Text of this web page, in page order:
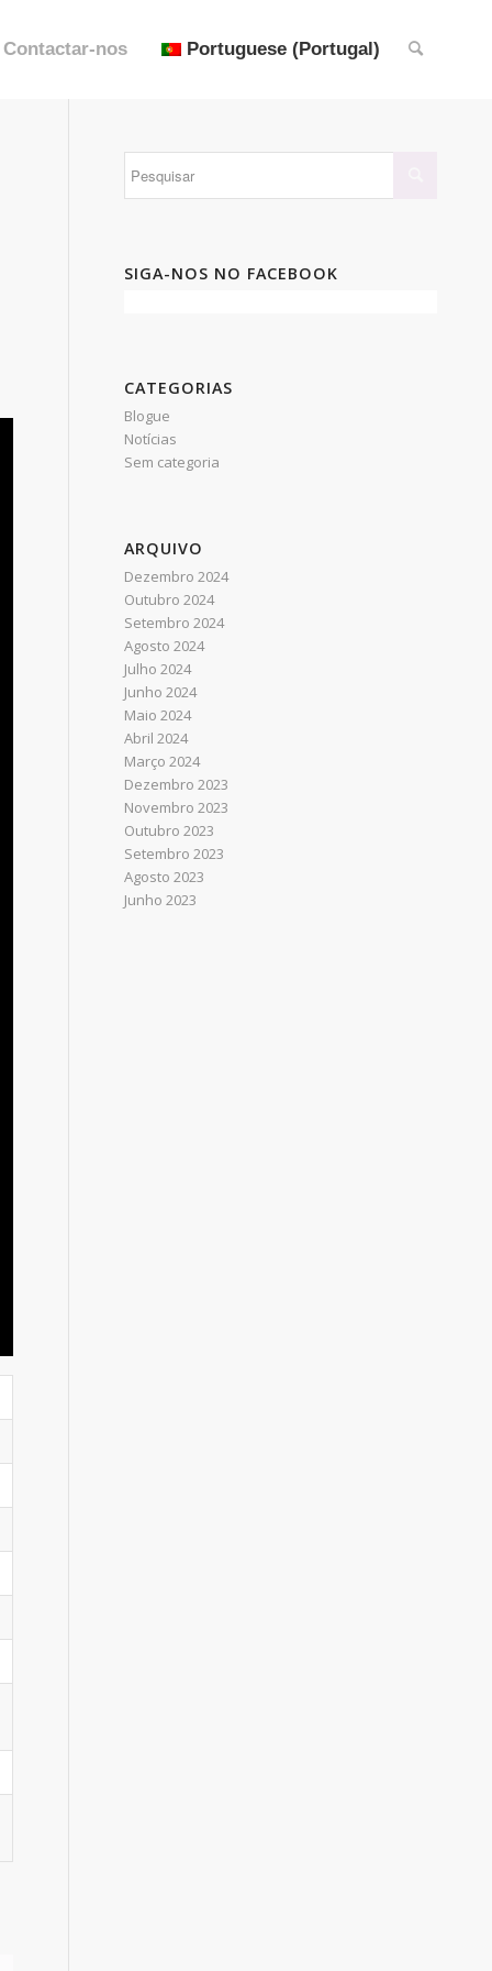
Contactar-nos Portuguese (Portugal)
SIGA-NOS NO FACEBOOK
CATEGORIAS
Blogue
Notícias
Sem categoria
ARQUIVO
Dezembro 2024
Outubro 2024
Setembro 2024
Agosto 2024
Julho 2024
Junho 2024
Maio 2024
Abril 2024
Março 2024
Dezembro 2023
Novembro 2023
Outubro 2023
Setembro 2023
Agosto 2023
Junho 2023